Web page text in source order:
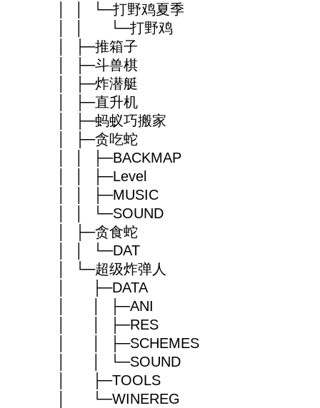
│ │ └─打野鸡夏季
│ │ └─打野鸡
│ ├─推箱子
│ ├─斗兽棋
│ ├─炸潜艇
│ ├─直升机
│ ├─蚂蚁巧搬家
│ ├─贪吃蛇
│ │ ├─BACKMAP
│ │ ├─Level
│ │ ├─MUSIC
│ │ └─SOUND
│ ├─贪食蛇
│ │ └─DAT
│ └─超级炸弹人
│ ├─DATA
│ │ ├─ANI
│ │ ├─RES
│ │ ├─SCHEMES
│ │ └─SOUND
│ ├─TOOLS
│ └─WINEREG